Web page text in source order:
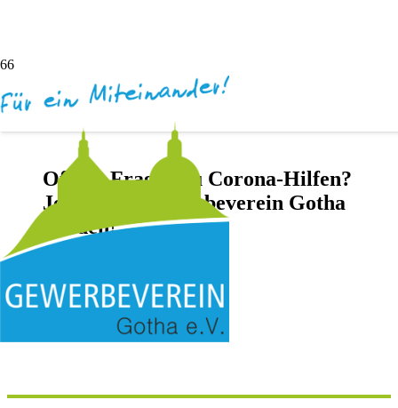
Offene Fragen zu Corona-Hilfen?
Jetzt beim Gewerbeverein Gotha
melden!
Keine Kommentare